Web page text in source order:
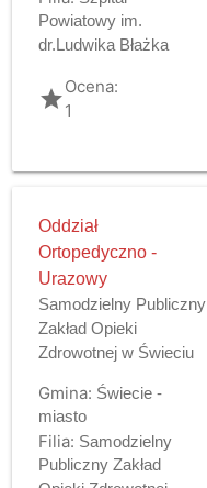
Powiatowy im.
dr.Ludwika Błażka
gradeOcena:
1
Oddział
Ortopedyczno -
Urazowy
Samodzielny Publiczny
Zakład Opieki
Zdrowotnej w Świeciu
Gmina: Świecie -
miasto
Filia: Samodzielny
Publiczny Zakład